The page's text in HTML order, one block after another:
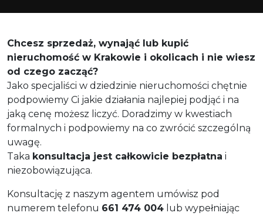
Chcesz sprzedaż, wynająć lub kupić
nieruchomość w Krakowie i okolicach i nie wiesz
od czego zacząć?
Jako specjaliści w dziedzinie nieruchomości chętnie
podpowiemy Ci jakie działania najlepiej podjąć i na
jaką cenę możesz liczyć. Doradzimy w kwestiach
formalnych i podpowiemy na co zwrócić szczególną
uwagę.
Taka konsultacja jest całkowicie bezpłatna i
niezobowiązująca.
Konsultację z naszym agentem umówisz pod
numerem telefonu 661 474 004 lub wypełniając